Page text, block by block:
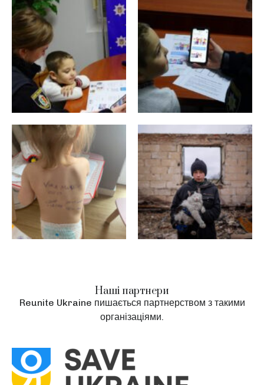
Наші партнери
Reunite Ukraine пишається партнерством з такими
організаціями.